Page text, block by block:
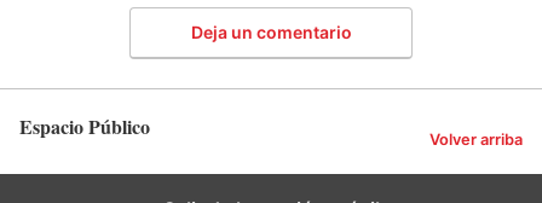
Deja un comentario
Espacio Público Volver arriba